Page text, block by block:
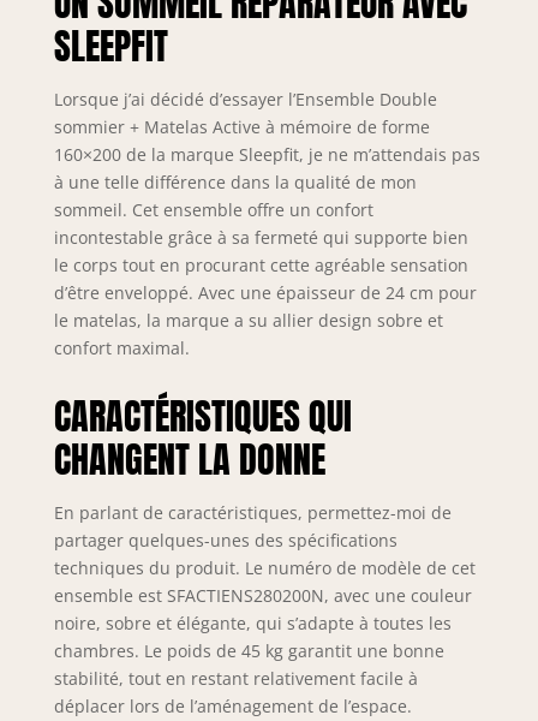
respirable
Excellente -
Réversible
Eté/Hiver
Certification :
Oeko-Tex -
Fabrication
européenne -
Garantie : 10 ans
SLEEPFIT
Lorsque j’ai décidé d’essayer l’Ensemble Double
sommier + Matelas Active à mémoire de forme
160×200 de la marque Sleepfit, je ne m’attendais pas
à une telle différence dans la qualité de mon
sommeil. Cet ensemble offre un confort
incontestable grâce à sa fermeté qui supporte bien
le corps tout en procurant cette agréable sensation
d’être enveloppé. Avec une épaisseur de 24 cm pour
le matelas, la marque a su allier design sobre et
confort maximal.
CARACTÉRISTIQUES QUI
CHANGENT LA DONNE
En parlant de caractéristiques, permettez-moi de
partager quelques-unes des spécifications
techniques du produit. Le numéro de modèle de cet
ensemble est SFACTIENS280200N, avec une couleur
noire, sobre et élégante, qui s’adapte à toutes les
chambres. Le poids de 45 kg garantit une bonne
stabilité, tout en restant relativement facile à
déplacer lors de l’aménagement de l’espace.